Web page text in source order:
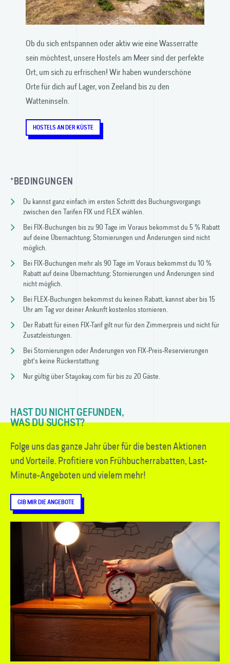
Ob du sich entspannen oder aktiv wie eine Wasserratte
sein möchtest, unsere Hostels am Meer sind der perfekte
Ort, um sich zu er­frischen! Wir haben wunderschöne
Orte für dich auf Lager, von Zeeland bis zu den
Watteninseln.
HOSTELS AN DER KÜSTE
*BEDINGUNGEN
Du kannst ganz einfach im ersten Schritt des Buchungsvorgangs
zwischen den Tarifen FIX und FLEX wählen.
Bei FIX-Buchungen bis zu 90 Tage im Voraus bekommst du 5 % Rabatt
auf deine Übernachtung; Stornierungen und Änderungen sind nicht
möglich.
Bei FIX-Buchungen mehr als 90 Tage im Voraus bekommst du 10 %
Rabatt auf deine Übernachtung; Stornierungen und Änderungen sind
nicht möglich.
Bei FLEX-Buchungen bekommst du keinen Rabatt, kannst aber bis 15
Uhr am Tag vor deiner Ankunft kostenlos stornieren.
Der Rabatt für einen FIX-Tarif gilt nur für den Zimmerpreis und nicht für
Zusatzleistungen.
Bei Stornierungen oder Änderungen von FIX-Preis-Reservierungen
gibt's keine Rückerstattung.
Nur gültig über Stayokay.com für bis zu 20 Gäste.
HAST DU NICHT GEFUNDEN,
WAS DU SUCHST?
Folge uns das ganze Jahr über für die besten Aktionen
und Vorteile. Profitiere von Früh­bucher­rabatten, Last-
Minute-Angeboten und vielem mehr!
GIB MIR DIE ANGEBOTE